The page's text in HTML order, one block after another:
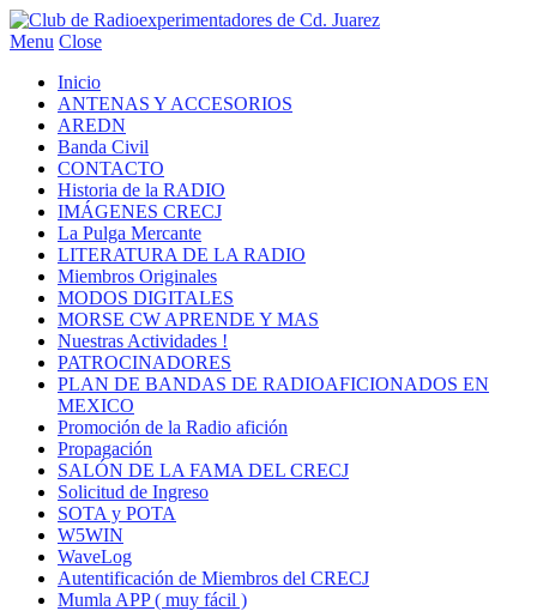
Menu Close
Inicio
ANTENAS Y ACCESORIOS
AREDN
Banda Civil
CONTACTO
Historia de la RADIO
IMÁGENES CRECJ
La Pulga Mercante
LITERATURA DE LA RADIO
Miembros Originales
MODOS DIGITALES
MORSE CW APRENDE Y MAS
Nuestras Actividades !
PATROCINADORES
PLAN DE BANDAS DE RADIOAFICIONADOS EN
MEXICO
Promoción de la Radio afición
Propagación
SALÓN DE LA FAMA DEL CRECJ
Solicitud de Ingreso
SOTA y POTA
W5WIN
WaveLog
Autentificación de Miembros del CRECJ
Mumla APP ( muy fácil )